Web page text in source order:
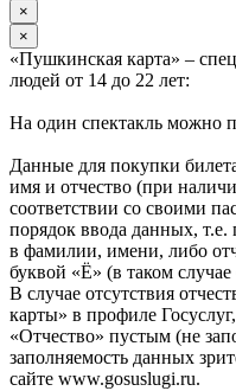
×
×
«Пушкинская карта» –
людей от 14 до 22 лет:
На один спектакль можно
Данные для покупки
имя и отчество (при
соответствии со своими
порядок ввода данных,
в фамилии, имени, либо
буквой «Ё» (в таком
В случае отсутствия
карты» в профиле
«Отчество» пустым (не
заполняемость данных
сайте www.gosuslugi.ru.